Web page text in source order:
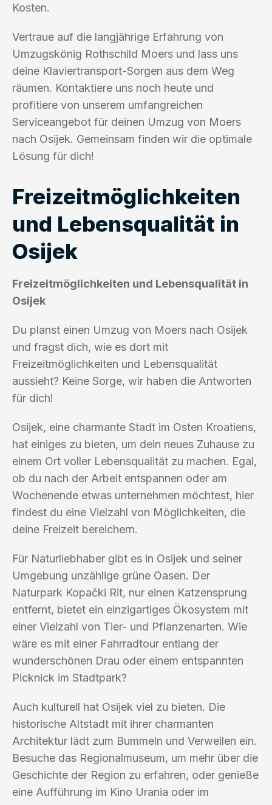
Kosten.
Vertraue auf die langjährige Erfahrung von
Umzugskönig Rothschild Moers und lass uns
deine Klaviertransport-Sorgen aus dem Weg
räumen. Kontaktiere uns noch heute und
profitiere von unserem umfangreichen
Serviceangebot für deinen Umzug von Moers
nach Osijek. Gemeinsam finden wir die optimale
Lösung für dich!
Freizeitmöglichkeiten
und Lebensqualität in
Osijek
Freizeitmöglichkeiten und Lebensqualität in
Osijek
Du planst einen Umzug von Moers nach Osijek
und fragst dich, wie es dort mit
Freizeitmöglichkeiten und Lebensqualität
aussieht? Keine Sorge, wir haben die Antworten
für dich!
Osijek, eine charmante Stadt im Osten Kroatiens,
hat einiges zu bieten, um dein neues Zuhause zu
einem Ort voller Lebensqualität zu machen. Egal,
ob du nach der Arbeit entspannen oder am
Wochenende etwas unternehmen möchtest, hier
findest du eine Vielzahl von Möglichkeiten, die
deine Freizeit bereichern.
Für Naturliebhaber gibt es in Osijek und seiner
Umgebung unzählige grüne Oasen. Der
Naturpark Kopački Rit, nur einen Katzensprung
entfernt, bietet ein einzigartiges Ökosystem mit
einer Vielzahl von Tier- und Pflanzenarten. Wie
wäre es mit einer Fahrradtour entlang der
wunderschönen Drau oder einem entspannten
Picknick im Stadtpark?
Auch kulturell hat Osijek viel zu bieten. Die
historische Altstadt mit ihrer charmanten
Architektur lädt zum Bummeln und Verweilen ein.
Besuche das Regionalmuseum, um mehr über die
Geschichte der Region zu erfahren, oder genieße
eine Aufführung im Kino Urania oder im